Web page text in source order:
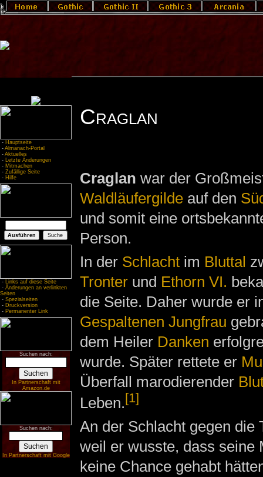
- Hauptseite
- Almanach-Portal
- Aktuelles
- Letzte Änderungen
- Mitmachen
- Zufällige Seite
- Hilfe
- Links auf diese Seite
- Änderungen an verlinkten
Seiten
- Spezialseiten
- Druckversion
- Permanenter Link
Suchen nach:
In Partnerschaft mit
Amazon.de
Suchen nach:
In Partnerschaft mit Google
Craglan
Craglan war der
Waldläufergildeauf den
und somit eine
Person.
In der Schlachtim Bluttal
Tronterund Ethorn VI.
die Seite. Daher wurde er
Gespaltenen Jungfrau
dem Heiler Danken
wurde. Später rettete er
Überfall marodierender
Leben.[1]
An der Schlacht gegen die
weil er wusste, dass seine
keine Chance gehabt